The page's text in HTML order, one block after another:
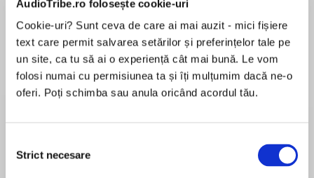
AudioTribe.ro folosește cookie-uri
Cookie-uri? Sunt ceva de care ai mai auzit - mici fișiere
text care permit salvarea setărilor și preferințelor tale pe
un site, ca tu să ai o experiență cât mai bună. Le vom
folosi numai cu permisiunea ta și îți mulțumim dacă ne-o
oferi. Poți schimba sau anula oricând acordul tău.
consimțământului
Strict necesare
Desprecarte
“Powerful….A gripping tale that is a mystery
only in the same sense as To Kill a Mockingbird